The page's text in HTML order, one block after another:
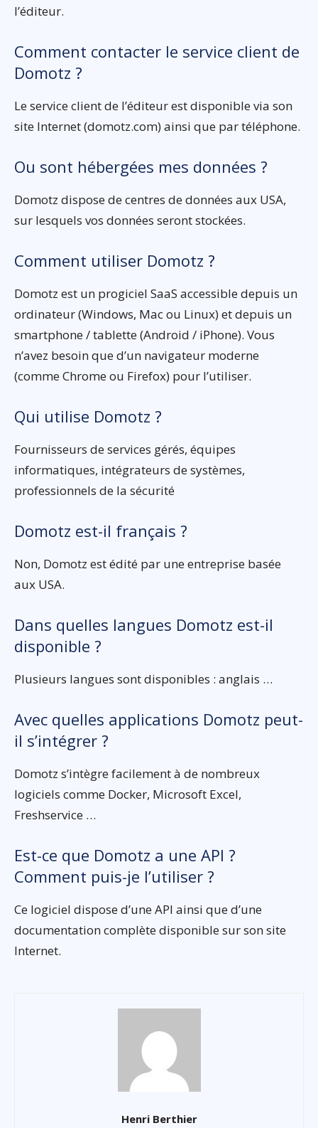
l’éditeur.
Comment contacter le service client de
Domotz ?
Le service client de l’éditeur est disponible via son
site Internet (domotz.com) ainsi que par téléphone.
Ou sont hébergées mes données ?
Domotz dispose de centres de données aux USA,
sur lesquels vos données seront stockées.
Comment utiliser Domotz ?
Domotz est un progiciel SaaS accessible depuis un
ordinateur (Windows, Mac ou Linux) et depuis un
smartphone / tablette (Android / iPhone). Vous
n’avez besoin que d’un navigateur moderne
(comme Chrome ou Firefox) pour l’utiliser.
Qui utilise Domotz ?
Fournisseurs de services gérés, équipes
informatiques, intégrateurs de systèmes,
professionnels de la sécurité
Domotz est-il français ?
Non, Domotz est édité par une entreprise basée
aux USA.
Dans quelles langues Domotz est-il
disponible ?
Plusieurs langues sont disponibles : anglais …
Avec quelles applications Domotz peut-
il s’intégrer ?
Domotz s’intègre facilement à de nombreux
logiciels comme Docker, Microsoft Excel,
Freshservice …
Est-ce que Domotz a une API ?
Comment puis-je l’utiliser ?
Ce logiciel dispose d’une API ainsi que d’une
documentation complète disponible sur son site
Internet.
Henri Berthier